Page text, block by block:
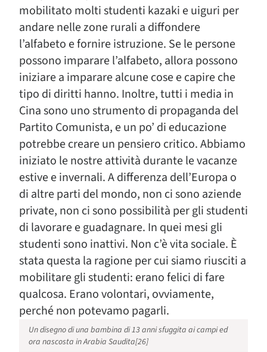
mobilitato molti studenti kazaki e uiguri per
andare nelle zone rurali a diffondere
l’alfabeto e fornire istruzione. Se le persone
possono imparare l’alfabeto, allora possono
iniziare a imparare alcune cose e capire che
tipo di diritti hanno. Inoltre, tutti i media in
Cina sono uno strumento di propaganda del
Partito Comunista, e un po’ di educazione
potrebbe creare un pensiero critico. Abbiamo
iniziato le nostre attività durante le vacanze
estive e invernali. A differenza dell’Europa o
di altre parti del mondo, non ci sono aziende
private, non ci sono possibilità per gli studenti
di lavorare e guadagnare. In quei mesi gli
studenti sono inattivi. Non c’è vita sociale. È
stata questa la ragione per cui siamo riusciti a
mobilitare gli studenti: erano felici di fare
qualcosa. Erano volontari, ovviamente,
perché non potevamo pagarli.
Un disegno di una bambina di 13 anni sfuggita ai campi ed
ora nascosta in Arabia Saudita[26]